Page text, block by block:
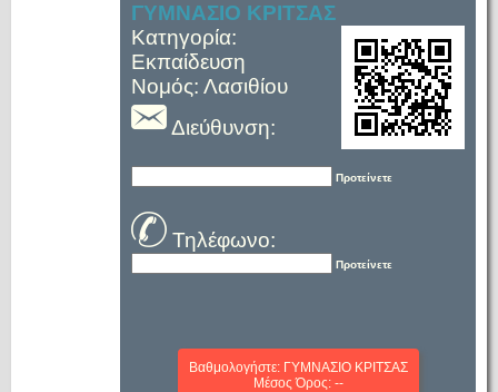
ΓΥΜΝΑΣΙΟ ΚΡΙΤΣΑΣ
Κατηγορία:
Εκπαίδευση
Νομός: Λασιθίου
Διεύθυνση:
Προτείνετε
Τηλέφωνο:
Προτείνετε
Βαθμολογήστε: ΓΥΜΝΑΣΙΟ ΚΡΙΤΣΑΣ
Μέσος Όρος: --